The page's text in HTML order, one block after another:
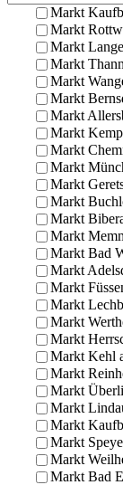
Markt
Markt
Markt
Markt
Markt
Markt
Markt
Markt
Markt
Markt
Markt
Markt
Markt
Markt
Markt Bad
Markt
Markt
Markt
Markt
Markt
Markt Kehl
Markt
Markt
Markt
Markt
Markt
Markt
Markt Bad